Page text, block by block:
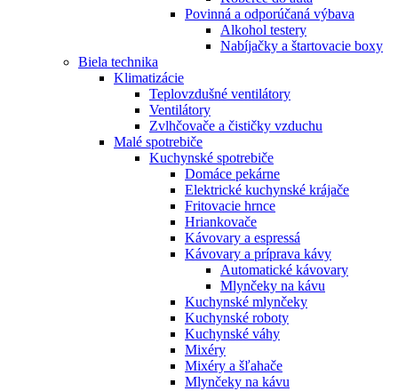
Povinná a odporúčaná výbava
Alkohol testery
Nabíjačky a štartovacie boxy
Biela technika
Klimatizácie
Teplovzdušné ventilátory
Ventilátory
Zvlhčovače a čističky vzduchu
Malé spotrebiče
Kuchynské spotrebiče
Domáce pekárne
Elektrické kuchynské krájače
Fritovacie hrnce
Hriankovače
Kávovary a espressá
Kávovary a príprava kávy
Automatické kávovary
Mlynčeky na kávu
Kuchynské mlynčeky
Kuchynské roboty
Kuchynské váhy
Mixéry
Mixéry a šľahače
Mlynčeky na kávu